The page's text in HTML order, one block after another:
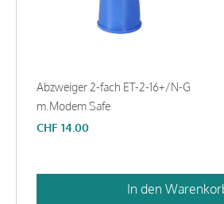
Abzweiger 2-fach ET-2-16+/N-G
m.Modem Safe
CHF 14.00
In den